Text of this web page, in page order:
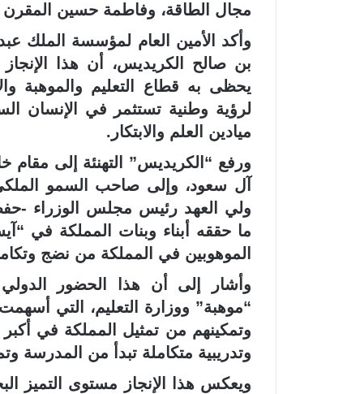
مجال الطاقة، وفاطمة حسين المقرن
وأكد الأمين العام لمؤسسة الملك
بن صالح الكريديس، أن هذا
يحظى به قطاع التعليم والموهبة
لرؤية وطنية تستثمر في الإنسان
ميادين العلم والابتكار.
ورفع “الكريديس” التهنئة إلى مقام
آل سعود، وإلى صاحب السمو
ولي العهد رئيس مجلس الوزراء -
الموهوبين في المملكة من نضج
وأشار إلى أن هذا الحضور
“موهبة” ووزارة التعليم، التي
وتمكينهم من تمثيل المملكة في
وتدريبية متكاملة تبدأ من المدرسة
ويعكس هذا الإنجاز مستوى التميز